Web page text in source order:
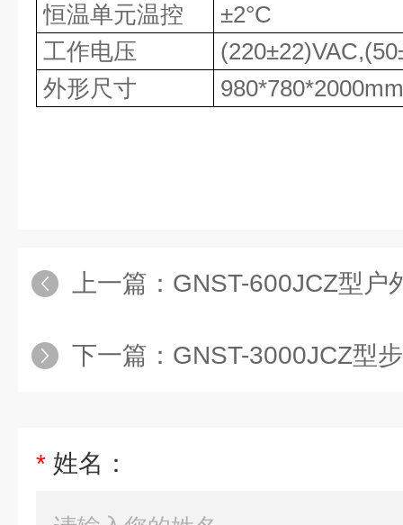
恒温单元温控
±2°C
工作电压
(220±22)VAC,(50
外形尺寸
980*780*2000mm
上一篇： GNST-600JCZ型户
下一篇： GNST-3000JCZ型
* 姓名：